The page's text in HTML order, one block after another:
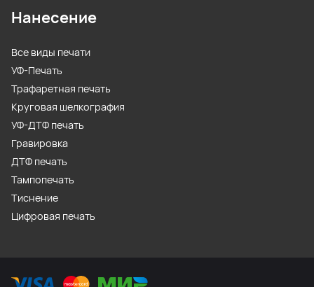
Нанесение
Все виды печати
УФ-Печать
Трафаретная печать
Круговая шелкография
УФ-ДТФ печать
Гравировка
ДТФ печать
Тампопечать
Тиснение
Цифровая печать